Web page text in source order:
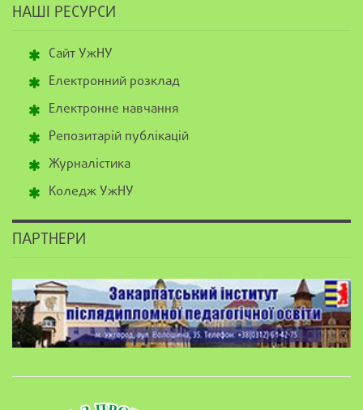
НАШІ РЕСУРСИ
Сайт УжНУ
Електронний розклад
Електронне навчання
Репозитарій публікацій
Журналістика
Коледж УжНУ
ПАРТНЕРИ